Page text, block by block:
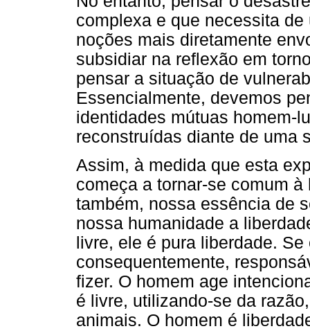
complexa e que necessita
noções mais diretamente
subsidiar na reflexão em
pensar a situação de
Essencialmente, devemos
identidades mútuas homem-
reconstruídas diante de uma
Assim, à medida que esta
começa a tornar-se comum
também, nossa essência de
nossa humanidade a
livre, ele é pura liberdade.
consequentemente,
fizer. O homem age
é livre, utilizando-se da
animais. O homem é